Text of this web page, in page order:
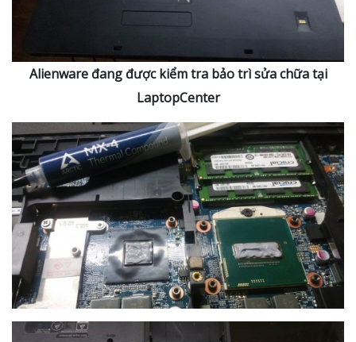
Alienware đang được kiểm tra bảo trì sửa chữa tại
LaptopCenter